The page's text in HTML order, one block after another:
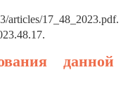
articles/17_48_2023.pdf.
данной